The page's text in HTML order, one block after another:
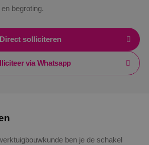
begroting.
Direct solliciteren
via Whatsapp
ben je de schakel